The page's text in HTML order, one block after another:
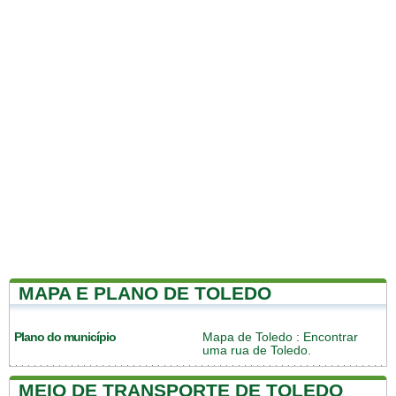
MAPA E PLANO DE TOLEDO
Plano do município Mapa de Toledo : Encontrar
uma rua de Toledo.
MEIO DE TRANSPORTE DE TOLEDO